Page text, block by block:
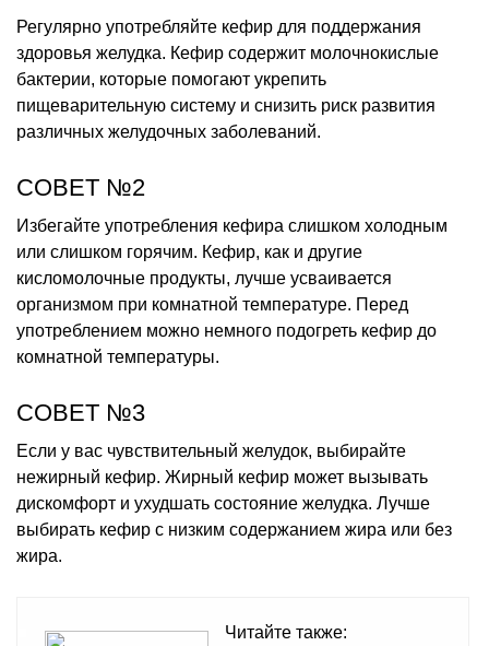
Регулярно употребляйте кефир для поддержания
здоровья желудка. Кефир содержит молочнокислые
бактерии, которые помогают укрепить
пищеварительную систему и снизить риск развития
различных желудочных заболеваний.
СОВЕТ №2
Избегайте употребления кефира слишком холодным
или слишком горячим. Кефир, как и другие
кисломолочные продукты, лучше усваивается
организмом при комнатной температуре. Перед
употреблением можно немного подогреть кефир до
комнатной температуры.
СОВЕТ №3
Если у вас чувствительный желудок, выбирайте
нежирный кефир. Жирный кефир может вызывать
дискомфорт и ухудшать состояние желудка. Лучше
выбирать кефир с низким содержанием жира или без
жира.
Читайте также: